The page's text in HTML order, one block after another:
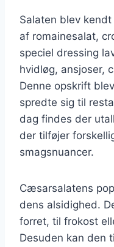
Salaten blev
af romainesalat,
speciel dressing
hvidløg, ansjoser,
Denne opskrift
spredte sig til
dag findes der
der tilføjer
smagsnuancer.
Cæsarsalatens
dens alsidighed.
forret, til frokost
Desuden kan den